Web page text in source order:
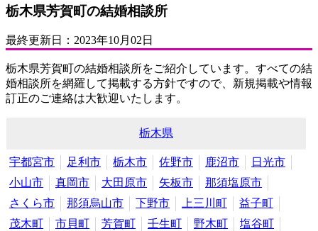
栃木県芳賀町の結婚相談所
最終更新日： 2023年10月02日
栃木県芳賀町の結婚相談所をご紹介しています。すべての結
婚相談所を網羅して掲載する方針ですので、新規掲載や情報
訂正のご連絡は大歓迎いたします。
栃木県
宇都宮市 足利市 栃木市 佐野市 鹿沼市
日光市
小山市
真岡市 大田原市 矢板市
那須塩原市
さくら市
那須烏山市 下野市 上三川町
益子町
茂木町
市貝町 芳賀町 壬生町 野木町
塩谷町